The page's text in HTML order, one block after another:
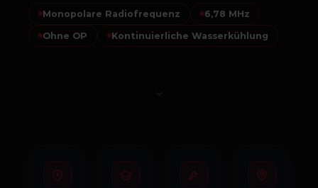
Monopolare Radiofrequenz 6,78 MHz
Ohne OP Kontinuierliche Wasserkühlung